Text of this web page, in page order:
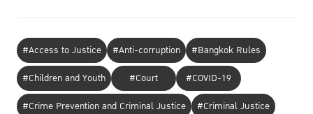
#Access to Justice #Anti-corruption
#Bangkok Rules
#Children and Youth
#Court
#COVID-19
#Crime Prevention and Criminal Justice
#Criminal Justice